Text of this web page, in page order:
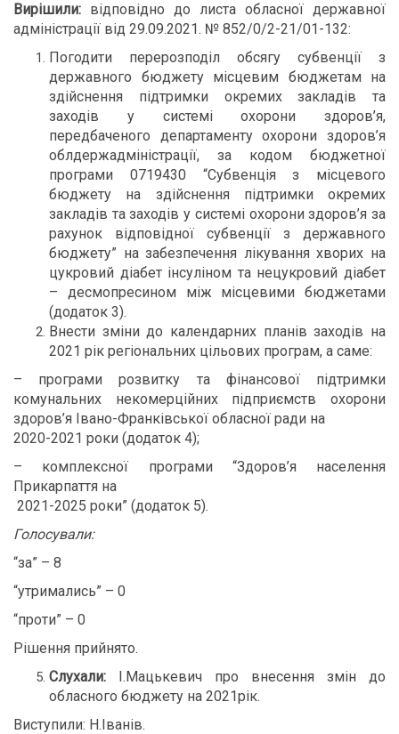
Вирішили: відповідно до листа обласної державної
адміністрації від 29.09.2021. № 852/0/2-21/01-132:
Погодити перерозподіл обсягу субвенції з
державного бюджету місцевим бюджетам на
здійснення підтримки окремих закладів та
заходів у системі охорони здоров’я,
передбаченого департаменту охорони здоров’я
облдержадміністрації, за кодом бюджетної
програми 0719430 “Субвенція з місцевого
бюджету на здійснення підтримки окремих
закладів та заходів у системі охорони здоров’я за
рахунок відповідної субвенції з державного
бюджету” на забезпечення лікування хворих на
цукровий діабет інсуліном та нецукровий діабет
– десмопресином між місцевими бюджетами
(додаток 3).
Внести зміни до календарних планів заходів на
2021 рік регіональних цільових програм, а саме:
– програми розвитку та фінансової підтримки
комунальних некомерційних підприємств охорони
здоров’я Івано-Франківської обласної ради на
2020-2021 роки (додаток 4);
– комплексної програми “Здоров’я населення
Прикарпаття на
2021-2025 роки” (додаток 5).
Голосували:
“за” – 8
“утримались” – 0
“проти” – 0
Рішення прийнято.
Слухали: І.Мацькевич про внесення змін до
обласного бюджету на 2021рік.
Виступили: Н.Іванів.